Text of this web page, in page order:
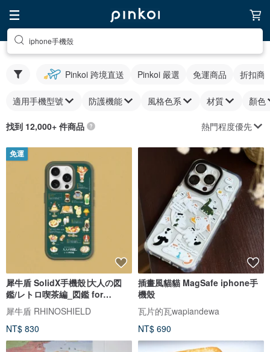
iphone手機殼
Pinkoi 跨境直送 Pinkoi 嚴選 免運商品 折扣商
適用手機型號 防護機能 風格色系 材質 顏色
找到 12,000+ 件商品 熱門程度優先
免運
犀牛盾 SolidX手機殼∣大人の図
鑑/レトロ喫茶編_図鑑 for
iPhone
犀牛盾 RHINOSHIELD
NT$ 830
插畫風貓貓 MagSafe iphone手
機殼
瓦片的瓦wapiandewa
NT$ 690